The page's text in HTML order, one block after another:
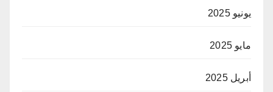
يونيو 2025
مايو 2025
أبريل 2025